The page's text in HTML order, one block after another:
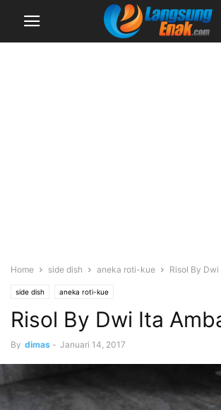
Home side dish aneka roti-kue Risol By
side dish aneka roti-kue
Risol By Dwi Ita
By dimas - Januari 14, 2017